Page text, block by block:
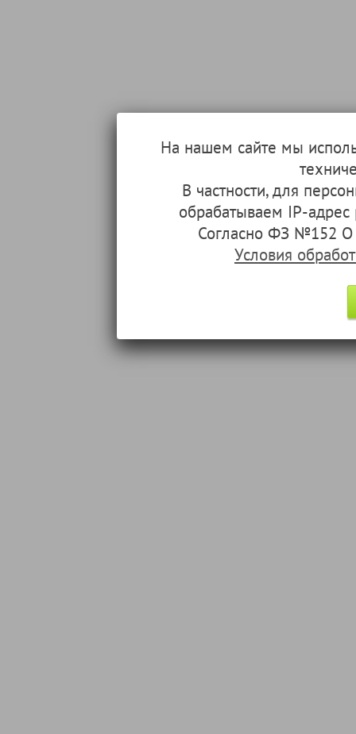
На нашем сайте мы
В частности, для
обрабатываем IP-
Согласно ФЗ №152 О
Условия